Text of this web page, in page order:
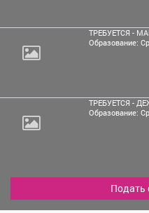
ТРЕБУЕТСЯ -
Образование:
ТРЕБУЕТСЯ -
Образование:
Подать